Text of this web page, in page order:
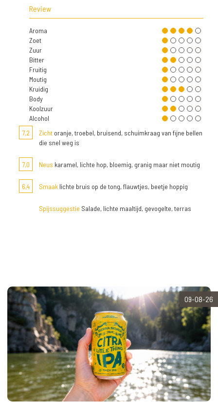
Review
Aroma
Zoet
Zuur
Bitter
Fruitig
Moutig
Kruidig
Body
Koolzuur
Alcohol
7,2
Zicht oranje, troebel, bruisend, schuimkraag van fijne bellen
die snel weg is
7,0 Neus karamel, lichte hop, bloemig, granig maar niet moutig
6,4 Smaak lichte bruis op de tong, flauwtjes, beetje hoppig
Spijssuggestie Salade, lichte maaltijd, gevogelte, terras
09-08-26